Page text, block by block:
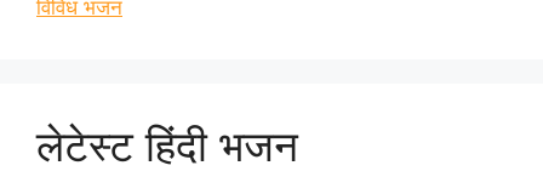
विविध भजन
लेटेस्ट हिंदी भजन